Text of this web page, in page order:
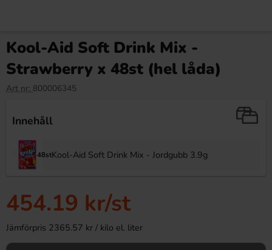
Kool-Aid Soft Drink Mix -
Strawberry x 48st (hel låda)
Art nr: 800006345
Innehåll
48stKool-Aid Soft Drink Mix - Jordgubb 3.9g
454.19 kr/st
Jämförpris 2365.57 kr / kilo el. liter